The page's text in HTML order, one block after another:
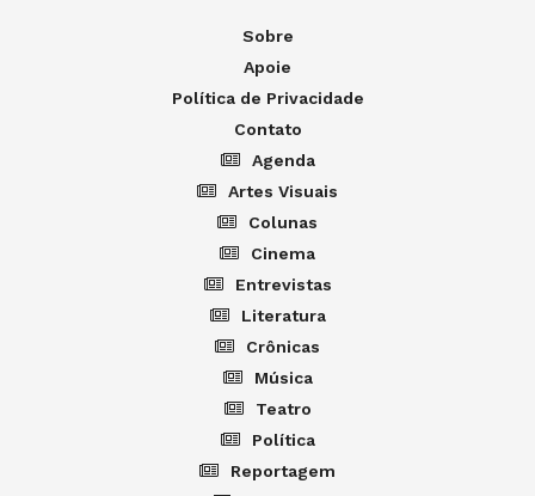
Sobre
Apoie
Política de Privacidade
Contato
Agenda
Artes Visuais
Colunas
Cinema
Entrevistas
Literatura
Crônicas
Música
Teatro
Política
Reportagem